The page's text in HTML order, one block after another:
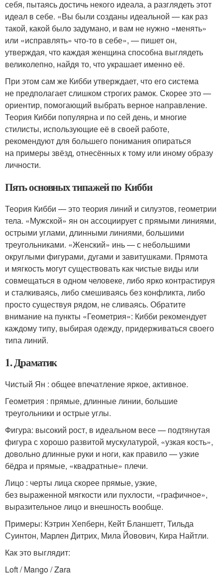
себя, пытаясь достичь некого идеала, а разглядеть этот
идеал в себе. «Вы были созданы идеальной — как раз
такой, какой было задумано, и вам не нужно «менять»
или «исправлять» что-то в себе», — пишет он,
утверждая, что каждая женщина способна выглядеть
великолепно, найдя то, что украшает именно её.
При этом сам же Кибби утверждает, что его система
не предполагает слишком строгих рамок. Скорее это —
ориентир, помогающий выбрать верное направление.
Теория Кибби популярна и по сей день, и многие
стилисты, использующие её в своей работе,
рекомендуют для большего понимания опираться
на примеры звёзд, отнесённых к тому или иному образу
личности.
Пять основных типажей по Кибби
Теория Кибби — это теория линий и силуэтов, геометрии
тела. «Мужской» ян он ассоциирует с прямыми линиями,
острыми углами, длинными линиями, большими
треугольниками. «Женский» инь — с небольшими
округлыми фигурами, дугами и завитушками. Прямота
и мягкость могут существовать как чистые виды или
совмещаться в одном человеке, либо ярко контрастируя
и сталкиваясь, либо смешиваясь без конфликта, либо
просто существуя рядом, не сливаясь. Обратите
внимание на пункты «Геометрия»: Кибби рекомендует
каждому типу, выбирая одежду, придерживаться своего
типа линий.
1. Драматик
Чистый Ян : общее впечатление яркое, активное.
Геометрия : прямые, длинные линии, большие
треугольники и острые углы.
Фигура: высокий рост, в идеальном весе — подтянутая
фигура с хорошо развитой мускулатурой, «узкая кость»,
довольно длинные руки и ноги, как правило — узкие
бёдра и прямые, «квадратные» плечи.
Лицо : черты лица скорее прямые, узкие,
без выраженной мягкости или пухлости, «графичное»,
выразительное лицо и внешность вообще.
Примеры: Кэтрин Хепберн, Кейт Бланшетт, Тильда
Суинтон, Марлен Дитрих, Мила Йовович, Кира Найтли.
Как это выглядит:
Loft / Mango / Zara